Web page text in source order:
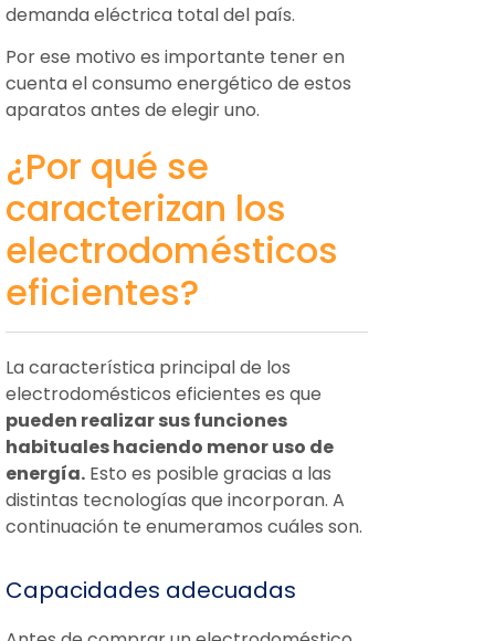
demanda eléctrica total del país.
Por ese motivo es importante tener en
cuenta el consumo energético de estos
aparatos antes de elegir uno.
¿Por qué se
caracterizan los
electrodomésticos
eficientes?
La característica principal de los
electrodomésticos eficientes es que
pueden realizar sus funciones
habituales haciendo menor uso de
energía. Esto es posible gracias a las
distintas tecnologías que incorporan. A
continuación te enumeramos cuáles son.
Capacidades adecuadas